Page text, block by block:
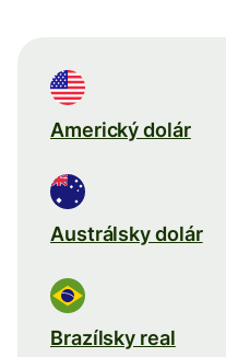
Americký dolár
Austrálsky dolár
Brazílsky real